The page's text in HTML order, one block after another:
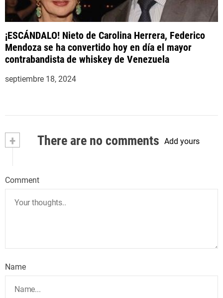
¡ESCÁNDALO! Nieto de Carolina Herrera, Federico
Mendoza se ha convertido hoy en día el mayor
contrabandista de whiskey de Venezuela
septiembre 18, 2024
+ There are no comments Add yours
Comment
Name